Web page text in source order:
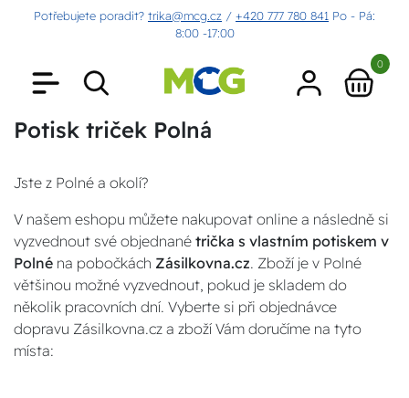
Potřebujete poradit? trika@mcg.cz / +420 777 780 841 Po - Pá:
8:00 -17:00
0
Potisk triček Polná
Jste z Polné a okolí?
V našem eshopu můžete nakupovat online a následně si
vyzvednout své objednané trička s vlastním potiskem v
Polné na pobočkách Zásilkovna.cz. Zboží je v Polné
většinou možné vyzvednout, pokud je skladem do
několik pracovních dní. Vyberte si při objednávce
dopravu Zásilkovna.cz a zboží Vám doručíme na tyto
místa: